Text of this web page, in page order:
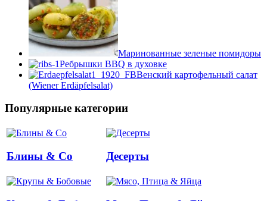
Маринованные зеленые помидоры
Ребрышки BBQ в духовке
Венский картофельный салат
(Wiener Erdäpfelsalat)
Популярные категории
Блины & Co Десерты